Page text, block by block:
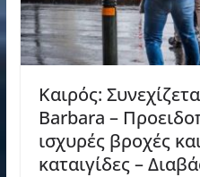
Καιρός:
Barbara –
ισχυρές βροχές
καταιγίδες –